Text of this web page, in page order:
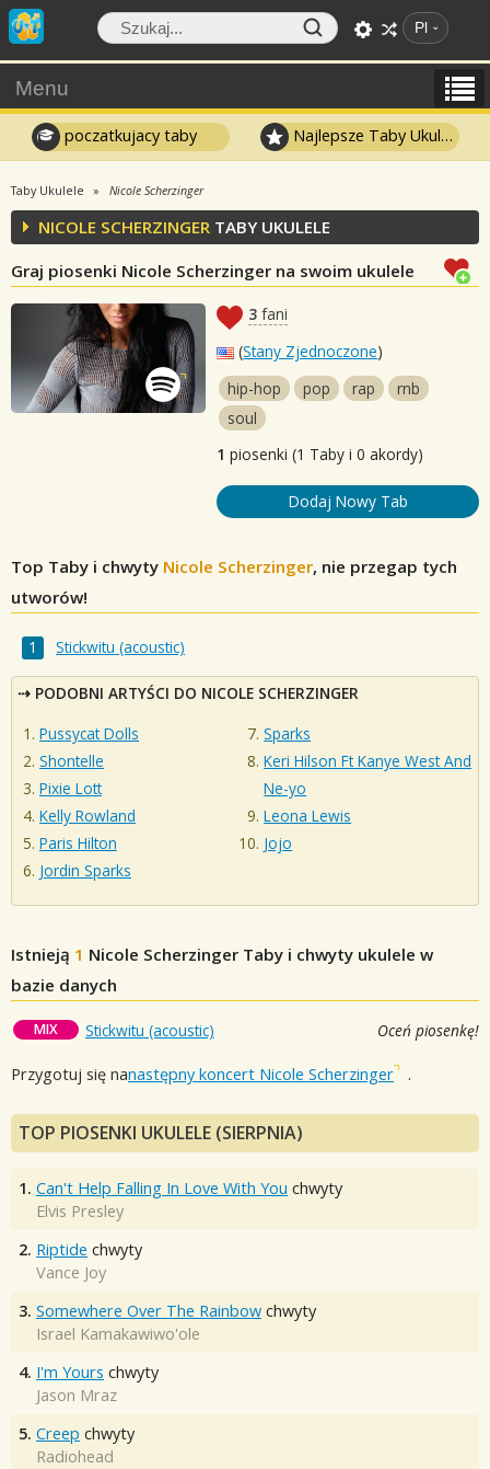
Pl
Menu
poczatkujacy taby Najlepsze Taby Ukulele
Taby Ukulele Nicole Scherzinger
NICOLE SCHERZINGER TABY UKULELE
Graj piosenki Nicole Scherzinger na swoim ukulele
3 fani
(Stany Zjednoczone)
hip-hop
pop rap
rnb
soul
1 piosenki (1 Taby i 0 akordy)
Dodaj Nowy Tab
Top Taby i chwyty Nicole Scherzinger, nie przegap tych
utworów!
Stickwitu (acoustic)
PODOBNI ARTYŚCI DO NICOLE SCHERZINGER
Pussycat Dolls
Shontelle
Pixie Lott
Kelly Rowland
Paris Hilton
Jordin Sparks
Sparks
Keri Hilson Ft Kanye West And
Ne-yo
Leona Lewis
Jojo
Istnieją 1 Nicole Scherzinger Taby i chwyty ukulele w
bazie danych
MIX Stickwitu (acoustic) Oceń piosenkę!
Przygotuj się nanastępny koncert Nicole Scherzinger .
TOP PIOSENKI UKULELE (SIERPNIA)
1. Can't Help Falling In Love With You chwyty
Elvis Presley
2. Riptide chwyty
Vance Joy
3. Somewhere Over The Rainbow chwyty
Israel Kamakawiwo'ole
4. I'm Yours chwyty
Jason Mraz
5. Creep chwyty
Radiohead